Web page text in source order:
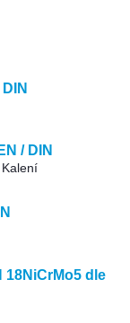
/ DIN
dle